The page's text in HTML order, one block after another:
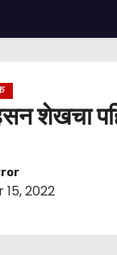
शेखचा
15, 2022